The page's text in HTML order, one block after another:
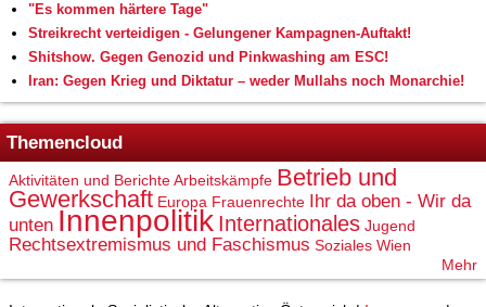
"Es kommen härtere Tage"
Streikrecht verteidigen - Gelungener Kampagnen-Auftakt!
Shitshow. Gegen Genozid und Pinkwashing am ESC!
Iran: Gegen Krieg und Diktatur – weder Mullahs noch Monarchie!
Themencloud
Aktivitäten und BerichteArbeitskämpfe Betrieb und
Gewerkschaft Europa Frauenrechte
Ihr da oben - Wir da
unten Innenpolitik Internationales Jugend
Rechtsextremismus und Faschismus Soziales Wien
Mehr